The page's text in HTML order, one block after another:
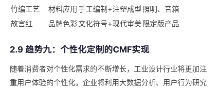
竹编工艺
材料应用 手工编制+注塑成型 照明、音箱
故宫红
品牌色彩文化符号+现代审美 限定版产品
2.9 趋势九：个性化定制的CMF实现
随着消费者对个性化需求的不断增长，工业设计行业将更加注
重用户体验的个性化。企业将利用大数据分析、用户行为研究